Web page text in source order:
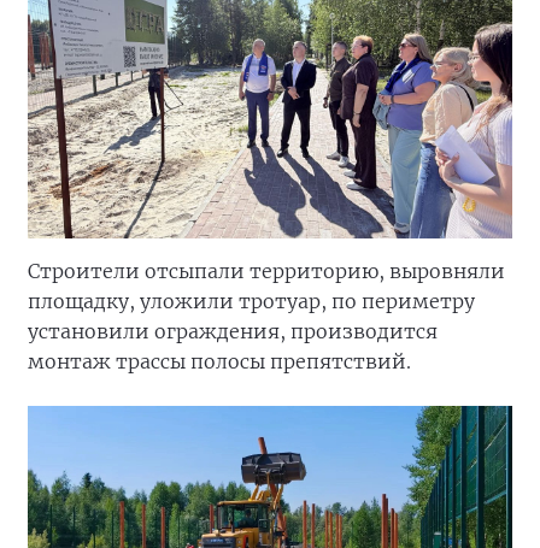
Строители отсыпали территорию, выровняли
площадку, уложили тротуар, по периметру
установили ограждения, производится
монтаж трассы полосы препятствий.